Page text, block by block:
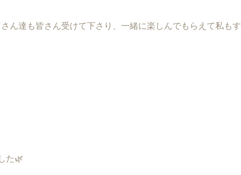
ん達も皆さん受けて下さり、一緒に楽しんでもらえて私もす
た🌿